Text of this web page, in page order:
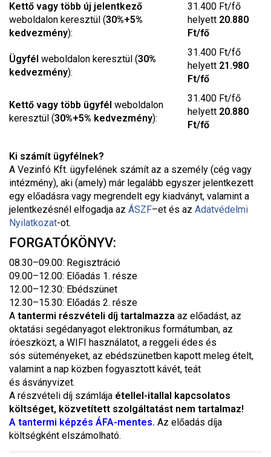
Kettő vagy több új jelentkező
weboldalon keresztül (30%+5%
kedvezmény):
31.400 Ft/fő
helyett 20.880
Ft/fő
Ügyfél weboldalon keresztül (30%
kedvezmény):
31.400 Ft/fő
helyett 21.980
Ft/fő
Kettő vagy több ügyfél weboldalon
keresztül (30%+5% kedvezmény):
31.400 Ft/fő
helyett 20.880
Ft/fő
Ki számít ügyfélnek?
A Vezinfó Kft. ügyfelének számít az a személy (cég vagy
intézmény), aki (amely) már legalább egyszer jelentkezett
egy előadásra vagy megrendelt egy kiadványt, valamint a
jelentkezésnél elfogadja az ÁSZF–et és az Adatvédelmi
Nyilatkozat-ot.
FORGATÓKÖNYV:
08.30–09.00: Regisztráció
09.00–12.00: Előadás 1. része
12.00–12.30: Ebédszünet
12.30–15.30: Előadás 2. része
A tantermi részvételi díj tartalmazza az előadást, az
oktatási segédanyagot elektronikus formátumban, az
íróeszközt, a WIFI használatot, a reggeli édes és
sós süteményeket, az ebédszünetben kapott meleg ételt,
valamint a nap közben fogyasztott kávét, teát
és ásványvizet.
A részvételi díj számlája étellel-itallal kapcsolatos
költséget, közvetített szolgáltatást nem tartalmaz!
A tantermi képzés ÁFA-mentes. Az előadás díja
költségként elszámolható.